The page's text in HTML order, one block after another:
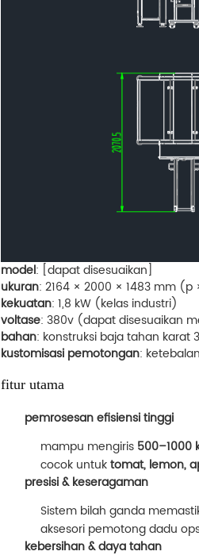
model: [dapat disesuaikan]
ukuran: 2164 × 2000 × 1483 mm (p
kekuatan: 1,8 kW (kelas industri)
voltase: 380v (dapat disesuaikan
bahan: konstruksi baja tahan karat
kustomisasi pemotongan:
fitur utama
pemrosesan efisiensi tinggi
mampu mengiris 500–1000
cocok untuktomat, lemon,
presisi & keseragaman
Sistem bilah ganda
aksesori pemotong dadu
kebersihan & daya tahan